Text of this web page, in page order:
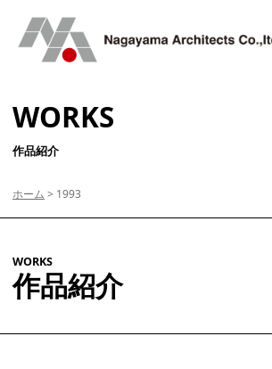
WORKS
作品紹介
ホーム > 1993
WORKS
作品紹介